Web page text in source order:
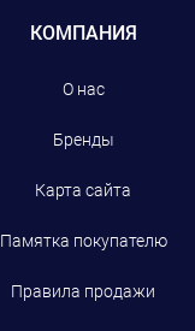
КОМПАНИЯ
О нас
Бренды
Карта сайта
Памятка покупателю
Правила продажи